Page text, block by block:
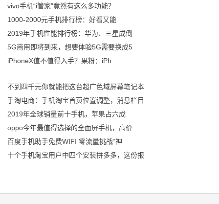
vivo手机“i管家”竟然有这么多功能？
1000-2000元手机排行榜：好看又能
2019年手机性能排行榜：华为、三星成倒
5G商用即将到来，想要体验5G需要换成5
iPhoneX值不值得入手？果粉：iPh
不到四千元你就能把这台超广色域屏幕笔记本
手淘电商：手机淘宝首页位置调整，消息栏目
2019年全球销量前十手机，苹果占六成
oppo今年最值得选择的全面屏手机，高价
百度手机助手免费WIFI 零流量挑战“神
十个手机淘宝用户中四个安装拼多多，这份报